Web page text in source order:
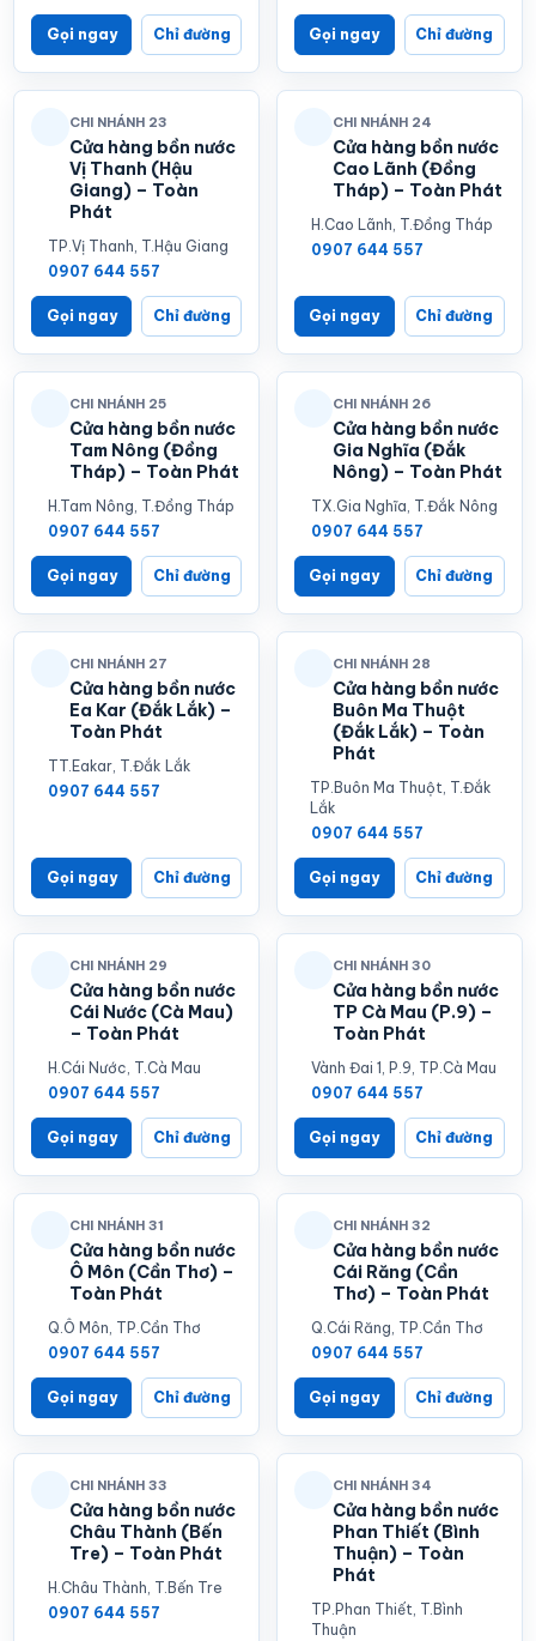
Gọi ngay Chỉ đường Gọi ngay Chỉ đường
CHI NHÁNH 23
Cửa hàng bồn nước
Vị Thanh (Hậu
Giang) – Toàn
Phát
TP.Vị Thanh, T.Hậu Giang
0907 644 557
Gọi ngay Chỉ đường
CHI NHÁNH 24
Cửa hàng bồn nước
Cao Lãnh (Đồng
Tháp) – Toàn Phát
H.Cao Lãnh, T.Đồng Tháp
0907 644 557
Gọi ngay Chỉ đường
CHI NHÁNH 25
Cửa hàng bồn nước
Tam Nông (Đồng
Tháp) – Toàn Phát
H.Tam Nông, T.Đồng Tháp
0907 644 557
Gọi ngay Chỉ đường
CHI NHÁNH 26
Cửa hàng bồn nước
Gia Nghĩa (Đắk
Nông) – Toàn Phát
TX.Gia Nghĩa, T.Đắk Nông
0907 644 557
Gọi ngay Chỉ đường
CHI NHÁNH 27
Cửa hàng bồn nước
Ea Kar (Đắk Lắk) –
Toàn Phát
TT.Eakar, T.Đắk Lắk
0907 644 557
Gọi ngay Chỉ đường
CHI NHÁNH 28
Cửa hàng bồn nước
Buôn Ma Thuột
(Đắk Lắk) – Toàn
Phát
TP.Buôn Ma Thuột, T.Đắk
Lắk
0907 644 557
Gọi ngay Chỉ đường
CHI NHÁNH 29
Cửa hàng bồn nước
Cái Nước (Cà Mau)
– Toàn Phát
H.Cái Nước, T.Cà Mau
0907 644 557
Gọi ngay Chỉ đường
CHI NHÁNH 30
Cửa hàng bồn nước
TP Cà Mau (P.9) –
Toàn Phát
Vành Đai 1, P.9, TP.Cà Mau
0907 644 557
Gọi ngay Chỉ đường
CHI NHÁNH 31
Cửa hàng bồn nước
Ô Môn (Cần Thơ) –
Toàn Phát
Q.Ô Môn, TP.Cần Thơ
0907 644 557
Gọi ngay Chỉ đường
CHI NHÁNH 32
Cửa hàng bồn nước
Cái Răng (Cần
Thơ) – Toàn Phát
Q.Cái Răng, TP.Cần Thơ
0907 644 557
Gọi ngay Chỉ đường
CHI NHÁNH 33
Cửa hàng bồn nước
Châu Thành (Bến
Tre) – Toàn Phát
H.Châu Thành, T.Bến Tre
0907 644 557
CHI NHÁNH 34
Cửa hàng bồn nước
Phan Thiết (Bình
Thuận) – Toàn
Phát
TP.Phan Thiết, T.Bình
Thuận